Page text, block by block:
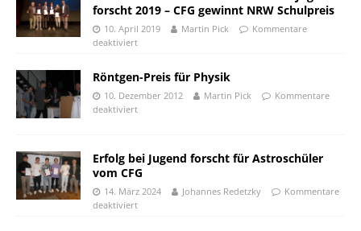
forscht 2019 – CFG gewinnt NRW Schulpreis
10. April 2019 Martin Pick
Kommentare
deaktiviert
Röntgen-Preis für Physik
10. Dezember 2012 Martin Pick
Kommentare
deaktiviert
Erfolg bei Jugend forscht für Astroschüler
vom CFG
14. März 2024 Johannes Redetzky
Kommentare
deaktiviert